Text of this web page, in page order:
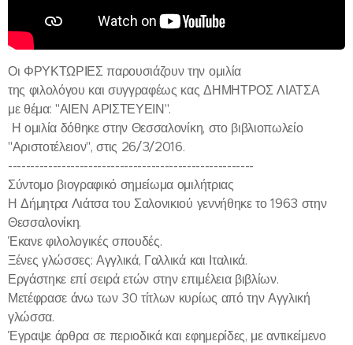
Οι ΦΡΥΚΤΩΡΙΕΣ παρουσιάζουν την ομιλία
της φιλολόγου και συγγραφέως κας ΔΗΜΗΤΡΟΣ ΛΙΑΤΣΑ
με θέμα: "ΑΙΕΝ ΑΡΙΣΤΕΥΕΙΝ".
Η ομιλία δόθηκε στην Θεσσαλονίκη, στο βιβλιοπωλείο
"Αριστοτέλειον", στις 26/3/2016.
-------------------------------------------------------
Σύντομο βιογραφικό σημείωμα ομιλήτριας
Η Δήμητρα Λιάτσα του Σαλονικιού γεννήθηκε το 1963 στην
Θεσσαλονίκη.
Έκανε φιλολογικές σπουδές.
Ξένες γλώσσες: Αγγλικά, Γαλλικά και Ιταλικά.
Εργάστηκε επί σειρά ετών στην επιμέλεια βιβλίων.
Μετέφρασε άνω των 30 τίτλων κυρίως από την Αγγλική
γλώσσα.
Έγραψε άρθρα σε περιοδικά και εφημερίδες, με αντικείμενο